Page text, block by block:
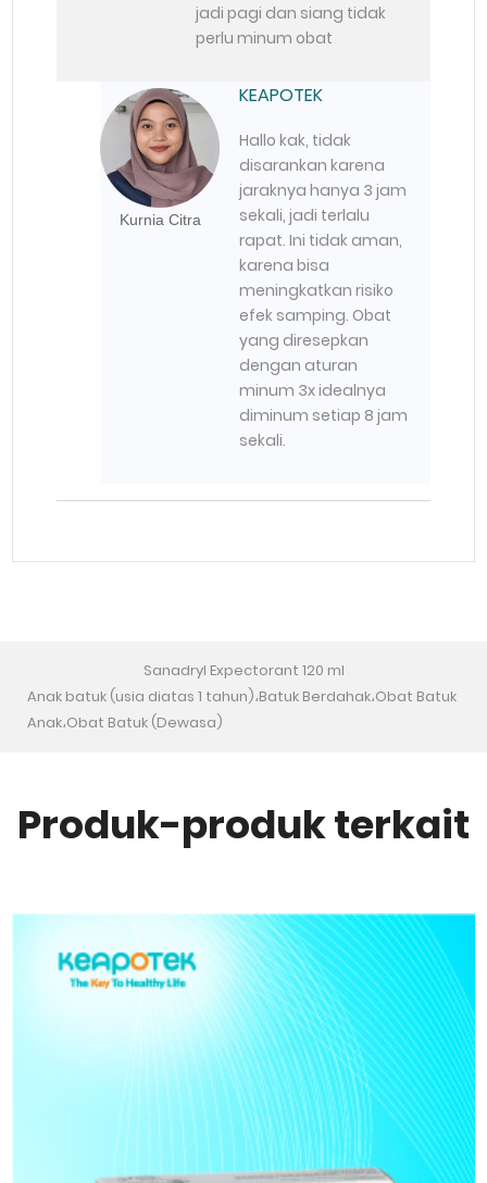
jadi pagi dan siang tidak
perlu minum obat
Kurnia Citra
KEAPOTEK
Hallo kak, tidak
disarankan karena
jaraknya hanya 3 jam
sekali, jadi terlalu
rapat. Ini tidak aman,
karena bisa
meningkatkan risiko
efek samping. Obat
yang diresepkan
dengan aturan
minum 3x idealnya
diminum setiap 8 jam
sekali.
Sanadryl Expectorant 120 ml
Anak batuk (usia diatas 1 tahun)،Batuk Berdahak،Obat Batuk
Anak،Obat Batuk (Dewasa)
Produk-produk terkait